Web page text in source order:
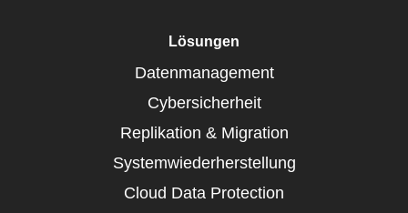
Lösungen
Datenmanagement
Cybersicherheit
Replikation & Migration
Systemwiederherstellung
Cloud Data Protection